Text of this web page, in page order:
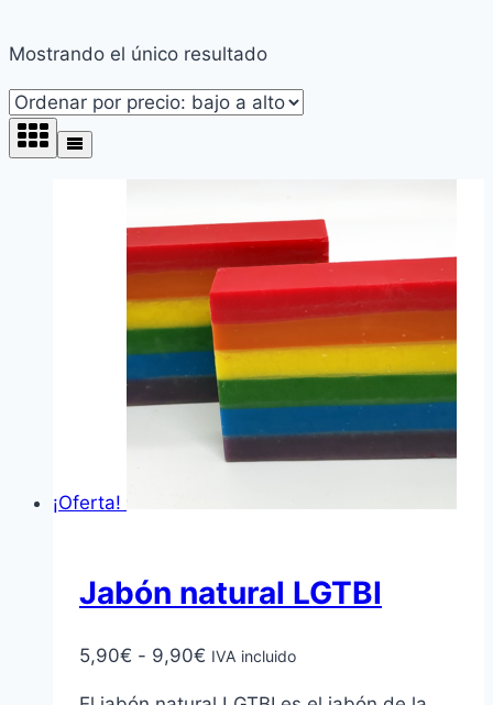
Mostrando el único resultado
¡Oferta!
Jabón natural LGTBI
5,90€ - 9,90€ Rango
IVA incluido